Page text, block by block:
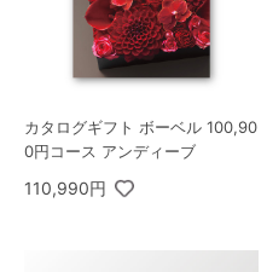
カタログギフト ボーベル 100,90
0円コース アンディーブ
110,990円